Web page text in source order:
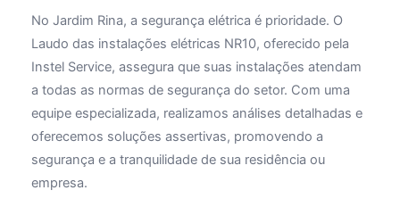
No Jardim Rina, a segurança elétrica é prioridade. O
Laudo das instalações elétricas NR10, oferecido pela
Instel Service, assegura que suas instalações atendam
a todas as normas de segurança do setor. Com uma
equipe especializada, realizamos análises detalhadas e
oferecemos soluções assertivas, promovendo a
segurança e a tranquilidade de sua residência ou
empresa.